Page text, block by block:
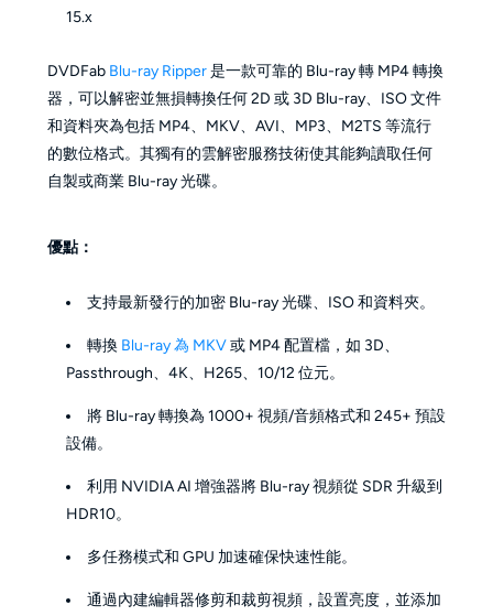
15.x
DVDFab Blu-ray Ripper是一款可靠的 Blu-ray 轉 MP4 轉換
器，可以解密並無損轉換任何 2D 或 3D Blu-ray、ISO 文件
和資料夾為包括 MP4、MKV、AVI、MP3、M2TS 等流行
的數位格式。其獨有的雲解密服務技術使其能夠讀取任何
自製或商業 Blu-ray 光碟。
優點：
支持最新發行的加密 Blu-ray 光碟、ISO 和資料夾。
轉換 Blu-ray 為 MKV或 MP4 配置檔，如 3D、
Passthrough、4K、H265、10/12 位元。
將 Blu-ray 轉換為 1000+ 視頻/音頻格式和 245+ 預設
設備。
利用 NVIDIA AI 增強器將 Blu-ray 視頻從 SDR 升級到
HDR10。
多任務模式和 GPU 加速確保快速性能。
通過內建編輯器修剪和裁剪視頻，設置亮度，並添加